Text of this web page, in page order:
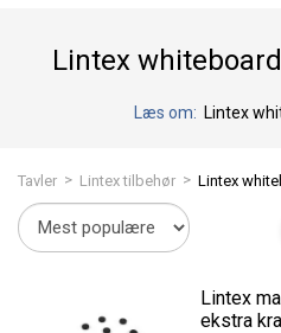
Lintex
Læs om: Lintex
Tavler > Lintex tilbehør > Lintex
Lintex
ekstra